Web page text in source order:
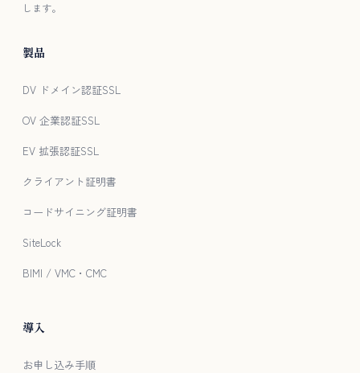
します。
製品
DV ドメイン認証SSL
OV 企業認証SSL
EV 拡張認証SSL
クライアント証明書
コードサイニング証明書
SiteLock
BIMI / VMC・CMC
導入
お申し込み手順